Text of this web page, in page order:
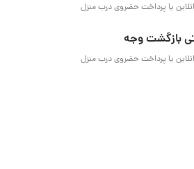
یا پرداخت حضروی درب منزل
یا پرداخت حضروی درب منزل